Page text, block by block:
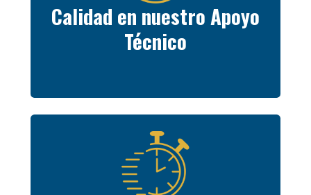
Calidad en nuestro Apoyo
Técnico